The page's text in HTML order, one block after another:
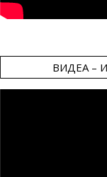
ВИДЕА –